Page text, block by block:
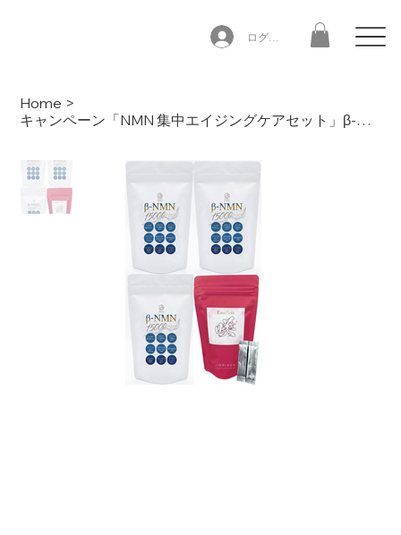
ログイン
Home >
キャンペーン「NMN 集中エイジングケアセット」β-NMN15000（3袋）＋咲Excellent（1袋）